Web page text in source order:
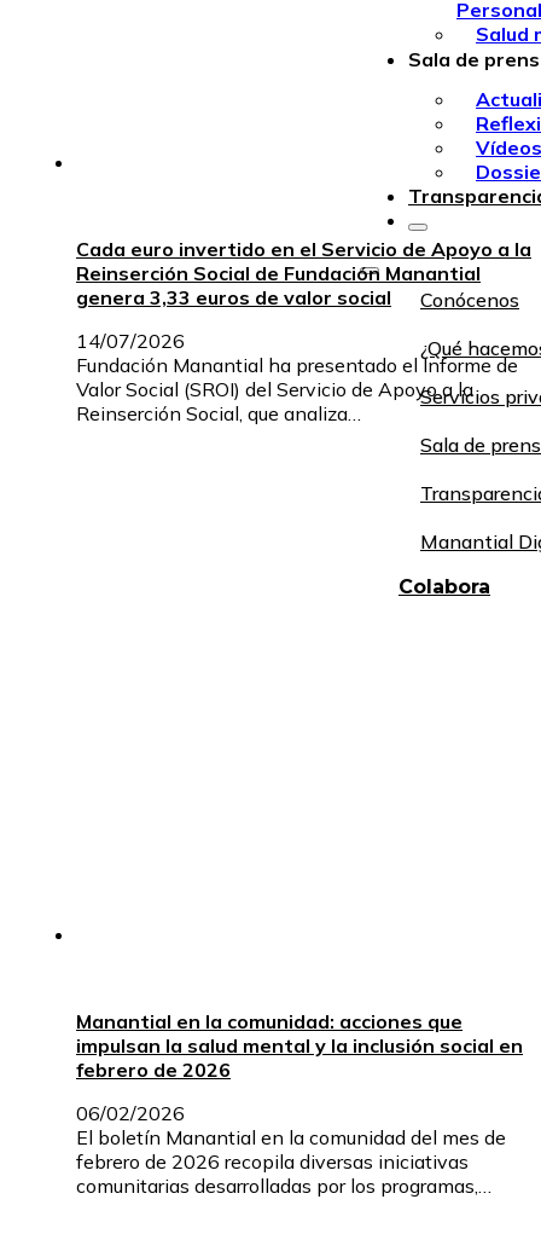
Personal
Salud
Sala de
Vídeos
Conócenos
¿Qué
Servicios
Sala de
Manantial
Colabora
Cada euro invertido en el Servicio de Apoyo a la
Reinserción Social de Fundación Manantial
genera 3,33 euros de valor social
14/07/2026
Fundación Manantial ha presentado el Informe de
Valor Social (SROI) del Servicio de Apoyo a la
Reinserción Social, que analiza…
Manantial en la comunidad: acciones que
impulsan la salud mental y la inclusión social en
febrero de 2026
06/02/2026
El boletín Manantial en la comunidad del mes de
febrero de 2026 recopila diversas iniciativas
comunitarias desarrolladas por los programas,…